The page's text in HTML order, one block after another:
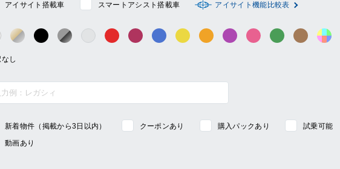
アイサイト搭載車 スマートアシスト搭載車 アイサイト機能比較表
ホワイト系ゴールド・シルバー系
ブラック系ガンメタ系グレー系 レッド系 ワイン系 ブルー系 イエロー系オレンジ系パープル系ピンク系 グリーン系ブラウン
新着物件（掲載から3日以内） クーポンあり 購入パックあり
試乗可能
動画あり